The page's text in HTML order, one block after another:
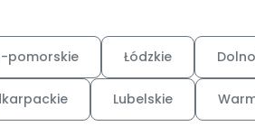
pomorskie Łódzkie
Lubelskie